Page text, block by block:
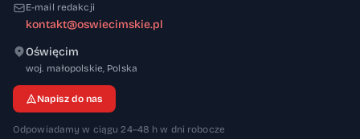
E-mail redakcji
kontakt@oswiecimskie.pl
Oświęcim
woj. małopolskie, 32-600
Polska
Napisz do nas
Odpowiadamy w ciągu 24–48 h w dni robocze